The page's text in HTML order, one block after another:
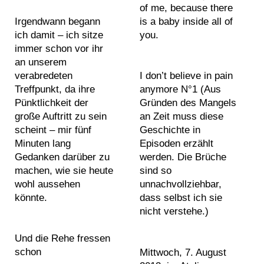
i
n
t
i
n
g
s
S
e
a
r
c
n
d
P
h
o
t
o
g
r
a
p
h
s
e
x
0
1
2
2
0
1
3
2
0
1
4
2
2
0
2
0
1
0
1
3
2
0
1
4
2
0
1
g
s
d
r
a
w
i
n
g
s
c
u
t
u
#
w
h
e
a
b
t
c
t
a
t
of me, because there
is a baby inside all of
you.
Irgendwann begann
ich damit – ich sitze
immer schon vor ihr
an unserem
verabredeten
Treffpunkt, da ihre
Pünktlichkeit der
große Auftritt zu sein
scheint – mir fünf
Minuten lang
Gedanken darüber zu
machen, wie sie heute
wohl aussehen
könnte.
I don’t believe in pain
anymore N°1 (Aus
Gründen des Mangels
an Zeit muss diese
Geschichte in
Episoden erzählt
werden. Die Brüche
sind so
unnachvollziehbar,
dass selbst ich sie
nicht verstehe.)
Und die Rehe fressen
schon
Mittwoch, 7. August